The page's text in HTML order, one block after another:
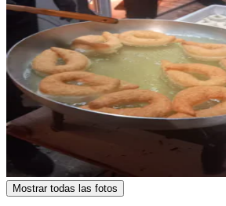
Mostrar todas las fotos